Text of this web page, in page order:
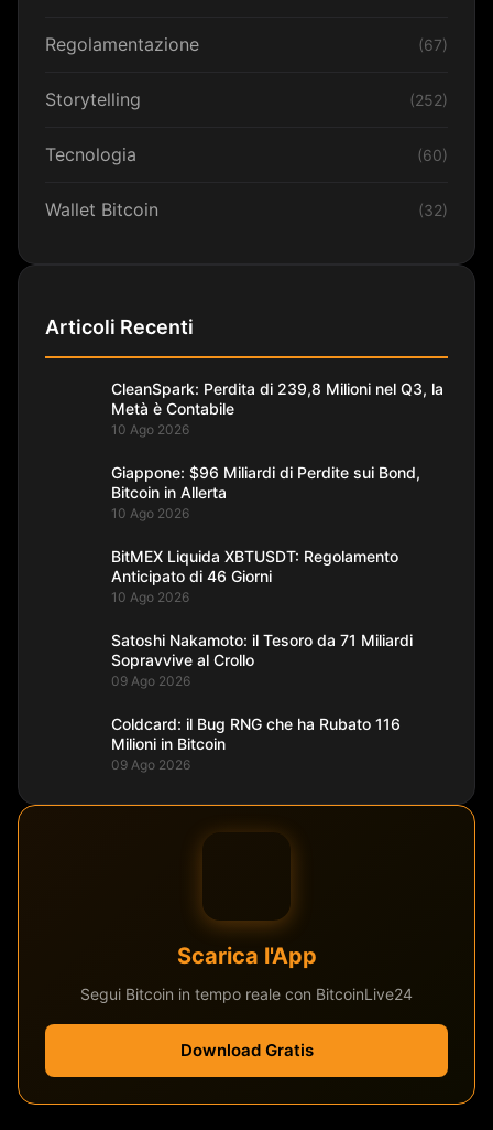
Regolamentazione (67)
Storytelling (252)
Tecnologia (60)
Wallet Bitcoin (32)
Articoli Recenti
CleanSpark: Perdita di 239,8 Milioni nel Q3, la
Metà è Contabile
10 Ago 2026
Giappone: $96 Miliardi di Perdite sui Bond,
Bitcoin in Allerta
10 Ago 2026
BitMEX Liquida XBTUSDT: Regolamento
Anticipato di 46 Giorni
10 Ago 2026
Satoshi Nakamoto: il Tesoro da 71 Miliardi
Sopravvive al Crollo
09 Ago 2026
Coldcard: il Bug RNG che ha Rubato 116
Milioni in Bitcoin
09 Ago 2026
Scarica l'App
Segui Bitcoin in tempo reale con BitcoinLive24
Download Gratis